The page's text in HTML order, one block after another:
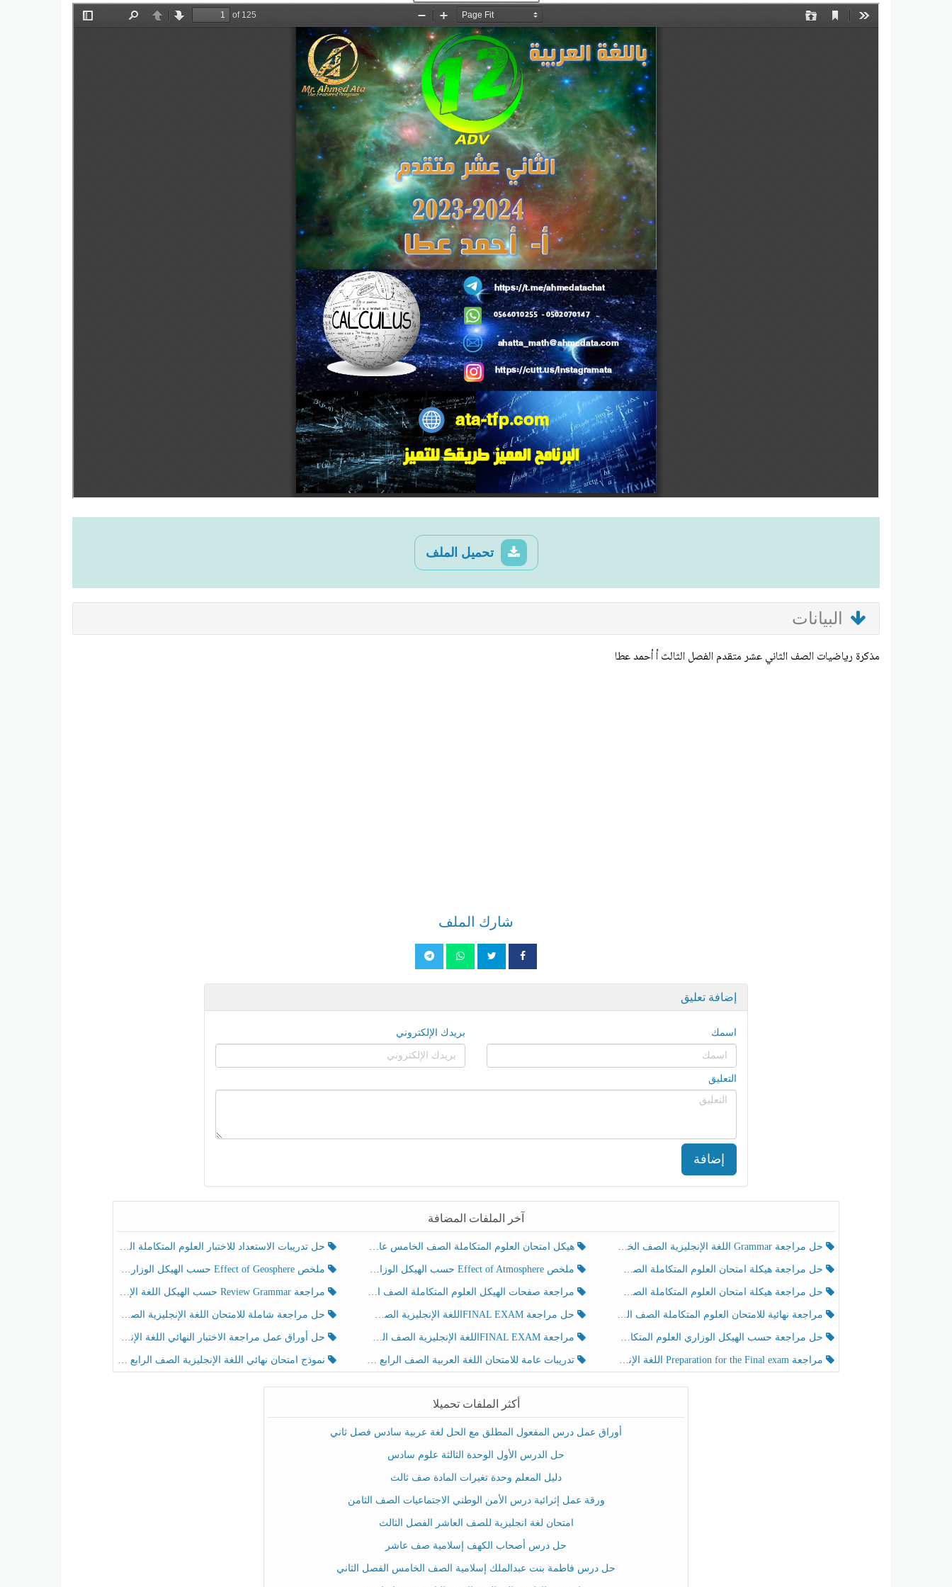
تحميل الملف
البيانات
مذكرة رياضيات الصف الثاني عشر متقدم الفصل الثالث أ أحمد عطا
شارك الملف
إضافة تعليق
اسمك بريدك الإلكتروني
التعليق
إضافة
آخر الملفات المضافة
حل مراجعة Grammar اللغة الإنجليزية الصف الخامس الفصل الثالث هيكل امتحان العلوم المتكاملة الصف الخامس عام الفصل الدراسي الثالث 2025-2026 حل تدريبات الاستعداد للاختبار العلوم المتكاملة الصف الخامس عام الفصل الثالث
حل مراجعة هيكلة امتحان العلوم المتكاملة الصف الخامس انسبير الفصل الثالث ملخص Effect of Atmosphere حسب الهيكل الوزاري العلوم المتكاملة الصف الخامس انسبير الفصل الثالث ملخص Effect of Geosphere حسب الهيكل الوزاري العلوم المتكاملة الصف الخامس انسبير الفصل الثالث
حل مراجعة هيكلة امتحان العلوم المتكاملة الصف الخامس عام الفصل الثالث مراجعة صفحات الهيكل العلوم المتكاملة الصف الخامس انسبير الفصل الثالث مراجعة Review Grammar حسب الهيكل اللغة الإنجليزية الصف الخامس الفصل الثالث
مراجعة نهائية للامتحان العلوم المتكاملة الصف الخامس انسبير الفصل الثالث حل مراجعة FINAL EXAMاللغة الإنجليزية الصف الخامس الفصل الثالث حل مراجعة شاملة للامتحان اللغة الإنجليزية الصف الخامس الفصل الثالث
حل مراجعة حسب الهيكل الوزاري العلوم المتكاملة الصف الخامس عام الفصل الثالث مراجعة FINAL EXAMاللغة الإنجليزية الصف الخامس الفصل الثالث حل أوراق عمل مراجعة الاختبار النهائي اللغة الإنجليزية الصف الرابع الفصل الثالث
مراجعة Preparation for the Final exam اللغة الإنجليزية الصف الرابع الفصل الثالث تدريبات عامة للامتحان اللغة العربية الصف الرابع الفصل الثالث نموذج امتحان نهائي اللغة الإنجليزية الصف الرابع الفصل الثالث
أكثر الملفات تحميلا
أوراق عمل درس المفعول المطلق مع الحل لغة عربية سادس فصل ثاني
حل الدرس الأول الوحدة الثالثة علوم سادس
دليل المعلم وحدة تغيرات المادة صف ثالث
ورقة عمل إثرائية درس الأمن الوطني الاجتماعيات الصف الثامن
امتحان لغة انجليزية للصف العاشر الفصل الثالث
حل درس أصحاب الكهف إسلامية صف عاشر
حل درس فاطمة بنت عبدالملك إسلامية الصف الخامس الفصل الثاني